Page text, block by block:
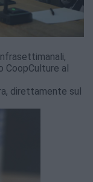
CoopCulture al
direttamente sul